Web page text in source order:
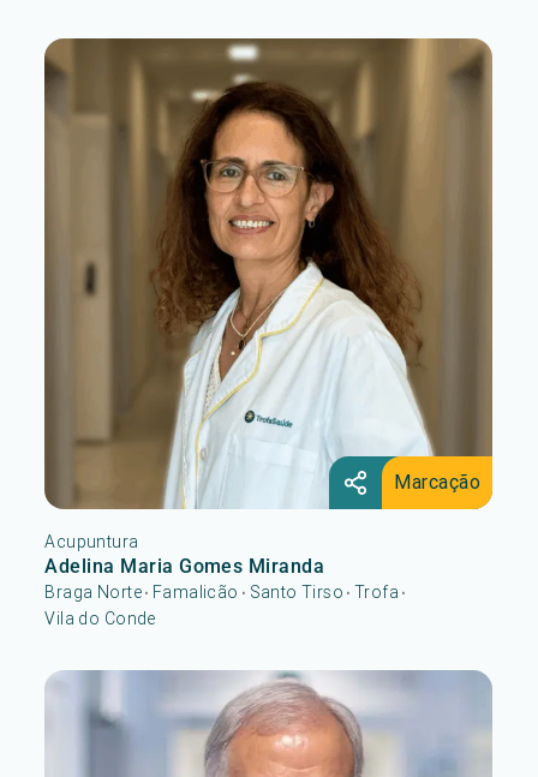
Marcação
Acupuntura
Adelina Maria Gomes Miranda
Braga Norte• Famalicão • Santo Tirso • Trofa •
Vila do Conde